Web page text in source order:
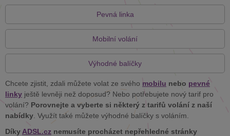
Pevná linka
Mobilní volání
Výhodné balíčky
Chcete zjistit, zdali můžete volat ze svého mobilu nebo pevné
linky ještě levněji než doposud? Nebo potřebujete nový tarif pro
volání? Porovnejte a vyberte si některý z tarifů volání z naší
nabídky . Využít také můžete výhodné balíčky s voláním.
Díky ADSL.cz nemusíte procházet nepřehledné stránky